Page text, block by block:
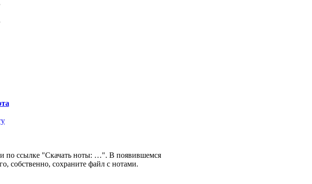
по ссылке "Скачать ноты: …". В появившемся
собственно, сохраните файл с нотами.